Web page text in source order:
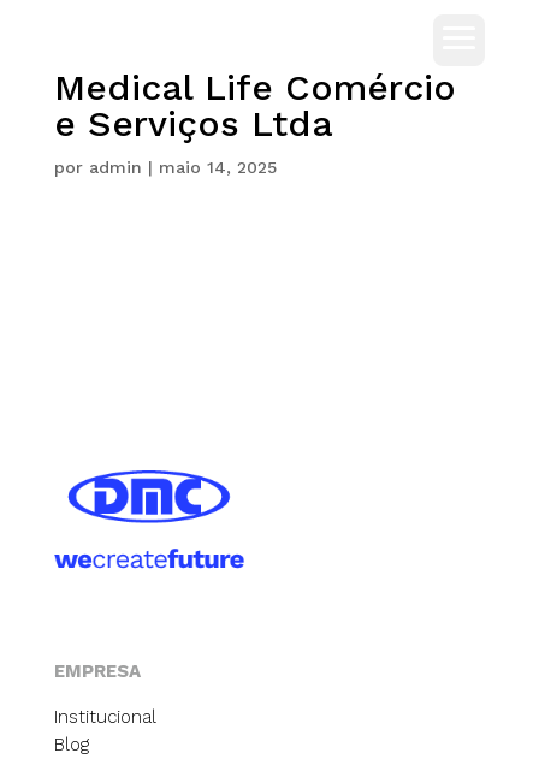
Medical Life Comércio
e Serviços Ltda
por admin | maio 14, 2025
EMPRESA
Institucional
Blog